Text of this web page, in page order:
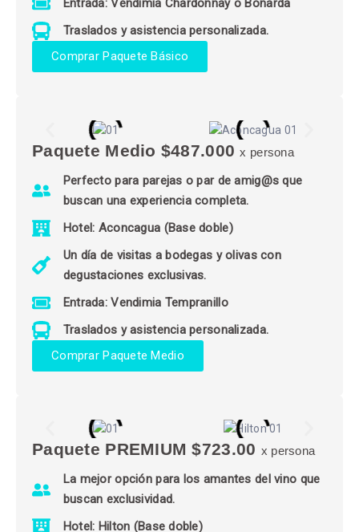
Entrada: Vendimia Chardonnay o Bonarda
Traslados y asistencia personalizada.
Comprar Paquete Básico
Paquete Medio $487.000x persona
Perfecto para parejas o par de amig@s que
buscan una experiencia completa.
Hotel: Aconcagua (Base doble)
Un día de visitas a bodegas y olivas con
degustaciones exclusivas.
Entrada: Vendimia Tempranillo
Traslados y asistencia personalizada.
Comprar Paquete Medio
Paquete PREMIUM $723.00 x persona
La mejor opción para los amantes del vino que
buscan exclusividad.
Hotel: Hilton (Base doble)